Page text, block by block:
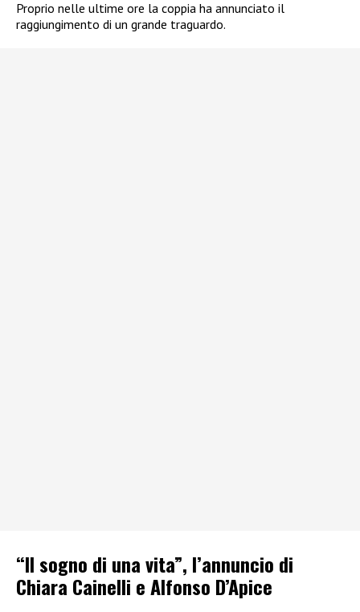
Proprio nelle ultime ore la coppia ha annunciato il
raggiungimento di un grande traguardo.
“Il sogno di una vita”, l’annuncio di
Chiara Cainelli e Alfonso D’Apice